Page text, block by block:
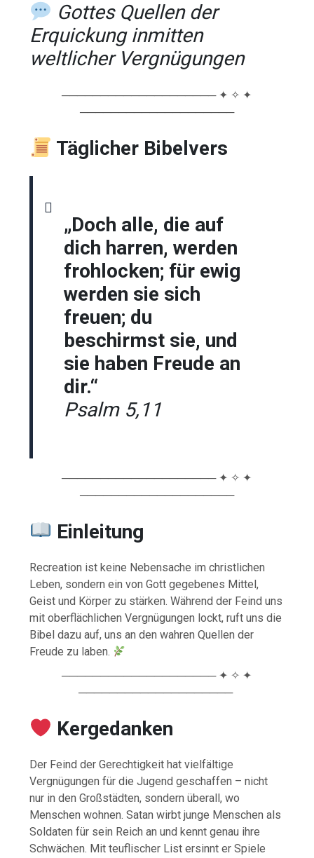
Gottes Quellen der
Erquickung inmitten
weltlicher Vergnügungen
──────────────────── ✦ ✧ ✦
────────────────────
Täglicher Bibelvers
„Doch alle, die auf
dich harren, werden
frohlocken; für ewig
werden sie sich
freuen; du
beschirmst sie, und
sie haben Freude an
dir.“
Psalm 5,11
──────────────────── ✦ ✧ ✦
────────────────────
Einleitung
Recreation ist keine Nebensache im christlichen
Leben, sondern ein von Gott gegebenes Mittel,
Geist und Körper zu stärken. Während der Feind uns
mit oberflächlichen Vergnügungen lockt, ruft uns die
Bibel dazu auf, uns an den wahren Quellen der
Freude zu laben.
──────────────────── ✦ ✧ ✦
────────────────────
Kergedanken
Der Feind der Gerechtigkeit hat vielfältige
Vergnügungen für die Jugend geschaffen – nicht
nur in den Großstädten, sondern überall, wo
Menschen wohnen. Satan wirbt junge Menschen als
Soldaten für sein Reich an und kennt genau ihre
Schwächen. Mit teuflischer List ersinnt er Spiele